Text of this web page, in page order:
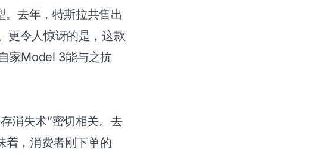
去年，特斯拉共售出
更令人惊讶的是，这款
家Model 3能与之抗
消失术”密切相关。去
着，消费者刚下单的